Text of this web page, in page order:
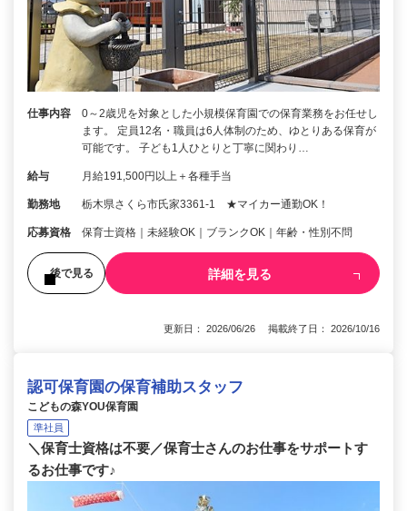
仕事内容
0～2歳児を対象とした小規模保育園での保育業務をお任せし
ます。 定員12名・職員は6人体制のため、ゆとりある保育が
可能です。 子ども1人ひとりと丁寧に関わり…
給与 月給191,500円以上＋各種手当
勤務地 栃木県さくら市氏家3361‐1 ★マイカー通勤OK！
応募資格 保育士資格｜未経験OK｜ブランクOK｜年齢・性別不問
後で見る 詳細を見る
更新日： 2026/06/26 掲載終了日： 2026/10/16
認可保育園の保育補助スタッフ
こどもの森YOU保育園
準社員
＼保育士資格は不要／保育士さんのお仕事をサポートす
るお仕事です♪